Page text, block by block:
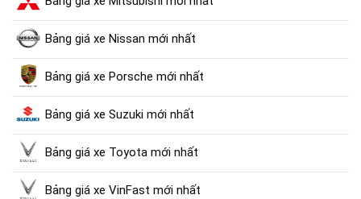
Bảng giá xe Nissan mới nhất
Bảng giá xe Porsche mới nhất
Bảng giá xe Suzuki mới nhất
Bảng giá xe Toyota mới nhất
Bảng giá xe VinFast mới nhất